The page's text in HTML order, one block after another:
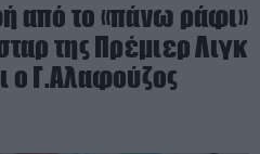
από το «πάνω ράφι»
της Πρέμιερ Λιγκ
ο Γ.Αλαφούζος